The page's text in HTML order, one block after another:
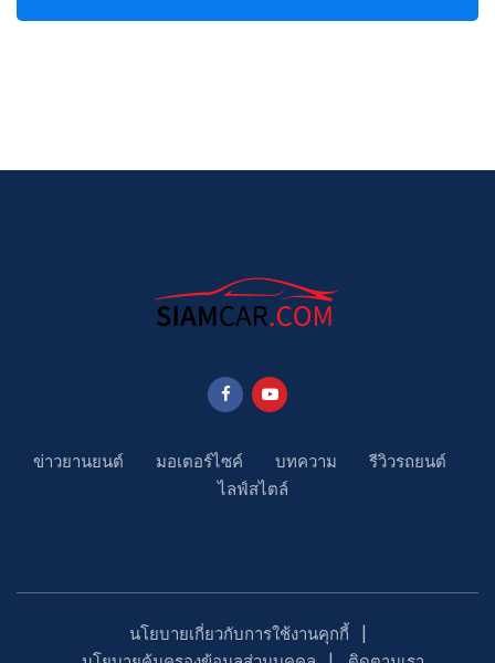
ข่าวยานยนต์ มอเตอร์ไซค์ บทความ
รีวิวรถยนต์
ไลฟ์สไตล์
นโยบายเกี่ยวกับการใช้งานคุกกี้